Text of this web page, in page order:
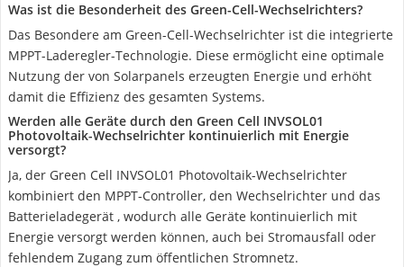
Was ist die Besonderheit des Green-Cell-Wechselrichters?
Das Besondere am Green-Cell-Wechselrichter ist die integrierte
MPPT-Laderegler-Technologie. Diese ermöglicht eine optimale
Nutzung der von Solarpanels erzeugten Energie und erhöht
damit die Effizienz des gesamten Systems.
Werden alle Geräte durch den Green Cell INVSOL01
Photovoltaik-Wechselrichter kontinuierlich mit Energie
versorgt?
Ja, der Green Cell INVSOL01 Photovoltaik-Wechselrichter
kombiniert den MPPT-Controller, den Wechselrichter und das
Batterieladegerät , wodurch alle Geräte kontinuierlich mit
Energie versorgt werden können, auch bei Stromausfall oder
fehlendem Zugang zum öffentlichen Stromnetz.